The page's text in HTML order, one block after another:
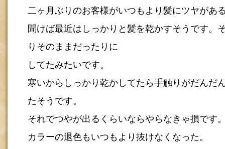
二ヶ月ぶりのお客様がいつもより髪にツヤがあ
聞けば最近はしっかりと髪を乾かすそうです。
りそのままだったりに
してたみたいです。
寒いからしっかり乾かしてたら手触りがだんだ
たそうです。
それでつやが出るくらいならやらなきゃ損です
カラーの退色もいつもより抜けなくなった。